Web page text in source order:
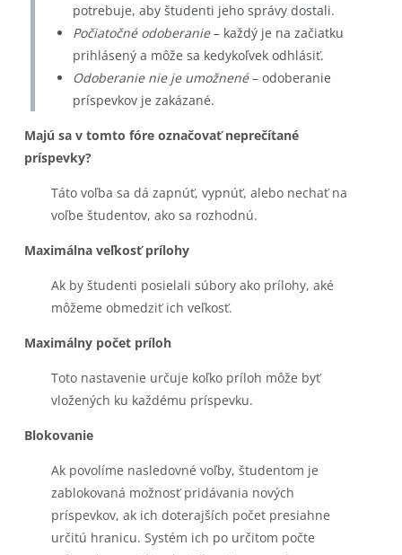
potrebuje, aby študenti jeho správy dostali.
Počiatočné odoberanie– každý je na začiatku
prihlásený a môže sa kedykoľvek odhlásiť.
Odoberanie nie je umožnené– odoberanie
príspevkov je zakázané.
Majú sa v tomto fóre označovať neprečítané
príspevky?
Táto voľba sa dá zapnúť, vypnúť, alebo nechať na
voľbe študentov, ako sa rozhodnú.
Maximálna veľkosť prílohy
Ak by študenti posielali súbory ako prílohy, aké
môžeme obmedziť ich veľkosť.
Maximálny počet príloh
Toto nastavenie určuje koľko príloh môže byť
vložených ku každému príspevku.
Blokovanie
Ak povolíme nasledovné voľby, študentom je
zablokovaná možnosť pridávania nových
príspevkov, ak ich doterajších počet presiahne
určitú hranicu. Systém ich po určitom počte